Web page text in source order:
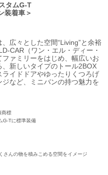
タムG-T
装着車＞
広々とした空間“Living”と余裕
CAR（ワン・エル・ディー・
ァミリーをはじめ、幅広いお
新しいタイプのトール2BOX
イドドアやゆったりくつろげ
など、ミニバンの持つ魅力を
商標
G-Tに標準装備
さんの物を積みこめる空間をイメージ